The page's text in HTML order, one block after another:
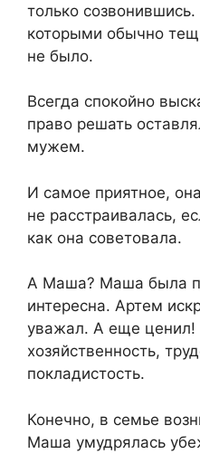
только
которыми обычно
не было.
Всегда спокойно
право решать
мужем.
И самое приятное,
не расстраивалась,
как она советовала.
А Маша? Маша была
интересна. Артем
уважал. А еще ценил!
хозяйственность,
покладистость.
Конечно, в семье
Маша умудрялась